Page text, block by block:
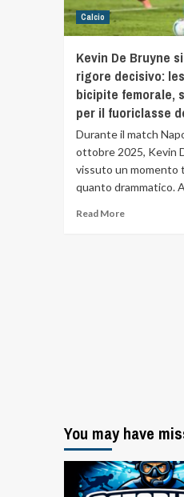
Calcio
Kevin De Bruyne
rigore decisivo:
bicipite femorale,
per il fuoriclasse
Durante il match
ottobre 2025, Kevin
vissuto un momento
quanto drammatico.
Read More
You may have